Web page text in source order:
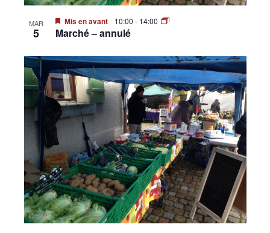
MAR
5
Mis en avant 10:00 - 14:00
Marché – annulé